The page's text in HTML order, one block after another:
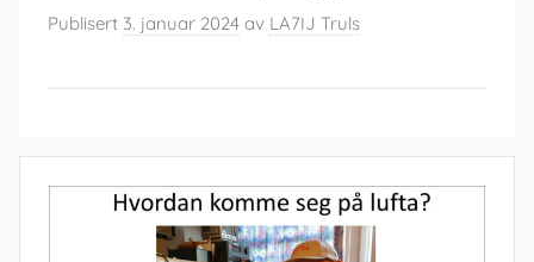
Publisert 3. januar 2024 av LA7IJ Truls